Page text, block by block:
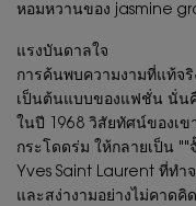
หอมหวานของ jasmine
แรงบันดาลใจ
การค้นพบความงามที่แท้จ
เป็นต้นแบบของแฟชั่น นั่น
ในปี 1968 วิสัยทัศน์ของเ
กระโดดร่ม ให้กลายเป็น
Yves Saint Laurent ที่ทำ
และสง่างามอย่างไม่คาดคิ